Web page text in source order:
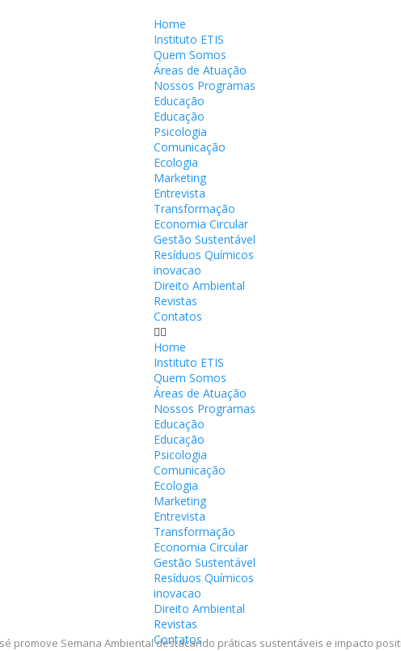
Home
Instituto ETIS
Quem Somos
Áreas de Atuação
Nossos Programas
Educação
Educação
Psicologia
Comunicação
Ecologia
Marketing
Entrevista
Transformação
Economia Circular
Gestão Sustentável
Resíduos Químicos
inovacao
Direito Ambiental
Revistas
Contatos
Home
Instituto ETIS
Quem Somos
Áreas de Atuação
Nossos Programas
Educação
Educação
Psicologia
Comunicação
Ecologia
Marketing
Entrevista
Transformação
Economia Circular
Gestão Sustentável
Resíduos Químicos
inovacao
Direito Ambiental
Revistas
Contatos
promove Semana Ambiental destacando práticas sustentáveis e impacto